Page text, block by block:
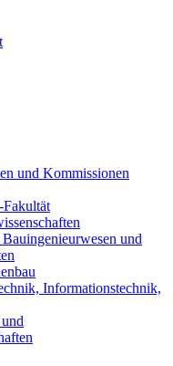
und Kommissionen
und
Informationstechnik,